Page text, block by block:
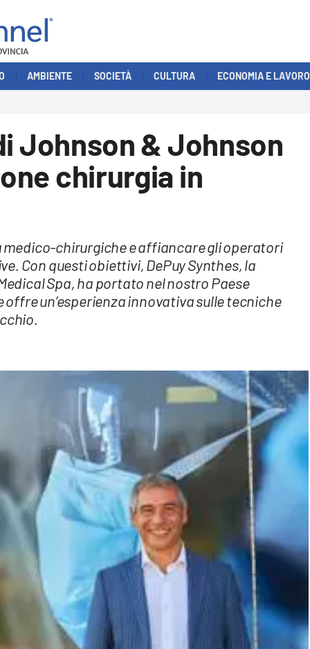
AMBIENTE SOCIETÀ CULTURA ECONOMIA E LAVORO
Johnson & Johnson
chirurgia in
chirurgiche e affiancare gli operatori
Con questi obiettivi, DePuy Synthes, la
Spa, ha portato nel nostro Paese
offre un’esperienza innovativa sulle tecniche